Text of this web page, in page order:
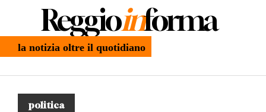
Reggioinforma
la notizia oltre il quotidiano
politica